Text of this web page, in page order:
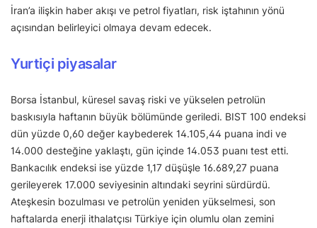
İran’a ilişkin haber akışı ve petrol fiyatları, risk iştahının yönü
açısından belirleyici olmaya devam edecek.
Yurtiçi piyasalar
Borsa İstanbul, küresel savaş riski ve yükselen petrolün
baskısıyla haftanın büyük bölümünde geriledi. BIST 100 endeksi
dün yüzde 0,60 değer kaybederek 14.105,44 puana indi ve
14.000 desteğine yaklaştı, gün içinde 14.053 puanı test etti.
Bankacılık endeksi ise yüzde 1,17 düşüşle 16.689,27 puana
gerileyerek 17.000 seviyesinin altındaki seyrini sürdürdü.
Ateşkesin bozulması ve petrolün yeniden yükselmesi, son
haftalarda enerji ithalatçısı Türkiye için olumlu olan zemini